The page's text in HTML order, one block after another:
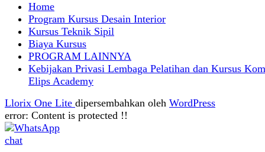
Home
Program Kursus Desain Interior
Kursus Teknik Sipil
Biaya Kursus
PROGRAM LAINNYA
Kebijakan Privasi Lembaga Pelatihan dan Kursus
Elips Academy
Llorix One Lite dipersembahkan oleh WordPress
error: Content is protected !!